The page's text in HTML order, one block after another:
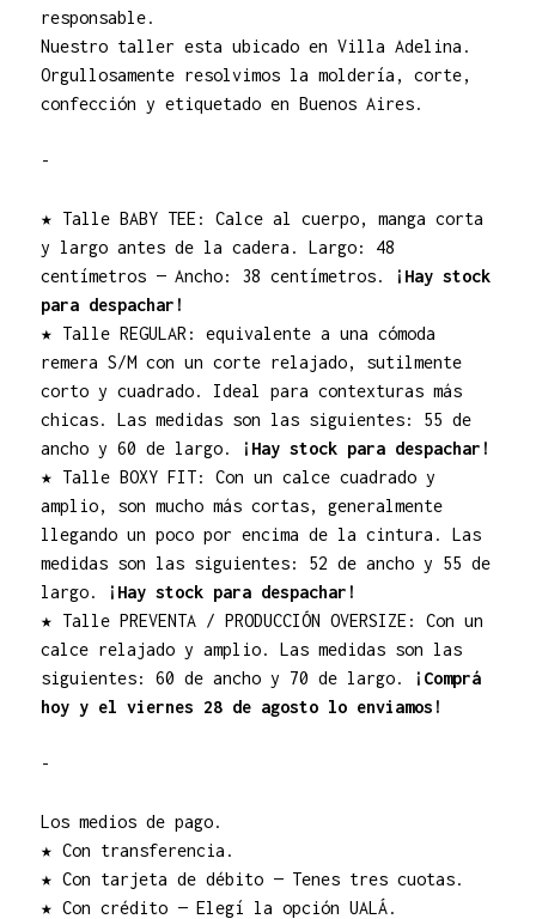
responsable.
Nuestro taller esta ubicado en Villa Adelina.
Orgullosamente resolvimos la moldería, corte,
confección y etiquetado en Buenos Aires.
-
★ Talle BABY TEE: Calce al cuerpo, manga corta
y largo antes de la cadera. Largo: 48
centímetros — Ancho: 38 centímetros.
¡Hay stock
para despachar!
★ Talle REGULAR: equivalente a una cómoda
remera S/M con un corte relajado, sutilmente
corto y cuadrado. Ideal para contexturas más
chicas. Las medidas son las siguientes: 55 de
ancho y 60 de largo.
¡Hay stock para despachar!
★ Talle BOXY FIT: Con un calce cuadrado y
amplio, son mucho más cortas, generalmente
llegando un poco por encima de la cintura. Las
medidas son las siguientes: 52 de ancho y 55 de
largo.
¡Hay stock para despachar!
★ Talle PREVENTA / PRODUCCIÓN OVERSIZE: Con un
calce relajado y amplio. Las medidas son las
siguientes: 60 de ancho y 70 de largo.
¡Comprá
hoy y el viernes 28 de agosto lo enviamos!
-
Los medios de pago.
★ Con transferencia.
★ Con tarjeta de débito — Tenes tres cuotas.
★ Con crédito — Elegí la opción UALÁ.